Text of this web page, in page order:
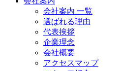
会社案内 一覧
選ばれる理由
代表挨拶
企業理念
会社概要
アクセスマップ